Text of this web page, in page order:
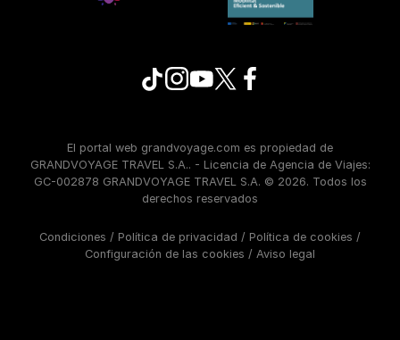
El portal web grandvoyage.com es propiedad de
GRANDVOYAGE TRAVEL S.A.. - Licencia de Agencia de Viajes:
GC-002878 GRANDVOYAGE TRAVEL S.A. © 2026. Todos los
derechos reservados
Condiciones / Política de privacidad / Política de cookies /
Configuración de las cookies / Aviso legal